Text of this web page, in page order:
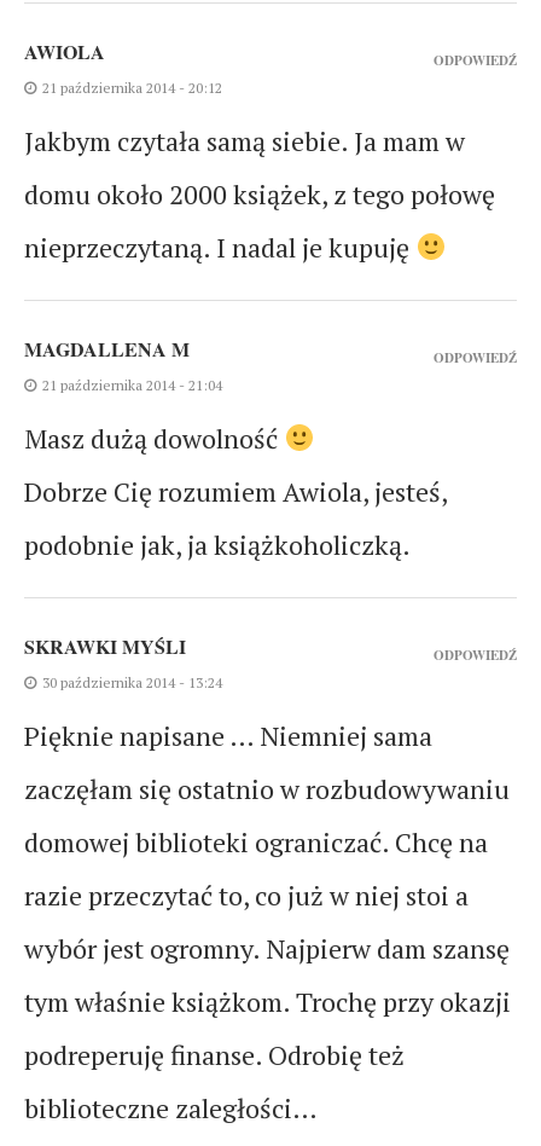
AWIOLA
21 października 2014 - 20:12
Jakbym czytała samą siebie. Ja mam w
domu około 2000 książek, z tego połowę
nieprzeczytaną. I nadal je kupuję
ODPOWIEDŹ
MAGDALLENA M
21 października 2014 - 21:04
Masz dużą dowolność
Dobrze Cię rozumiem Awiola, jesteś,
podobnie jak, ja książkoholiczką.
ODPOWIEDŹ
SKRAWKI MYŚLI
30 października 2014 - 13:24
Pięknie napisane … Niemniej sama
zaczęłam się ostatnio w rozbudowywaniu
domowej biblioteki ograniczać. Chcę na
razie przeczytać to, co już w niej stoi a
wybór jest ogromny. Najpierw dam szansę
tym właśnie książkom. Trochę przy okazji
podreperuję finanse. Odrobię też
biblioteczne zaległości…
ODPOWIEDŹ